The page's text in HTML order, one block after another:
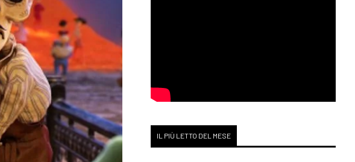
IL PIÙ LETTO DEL MESE